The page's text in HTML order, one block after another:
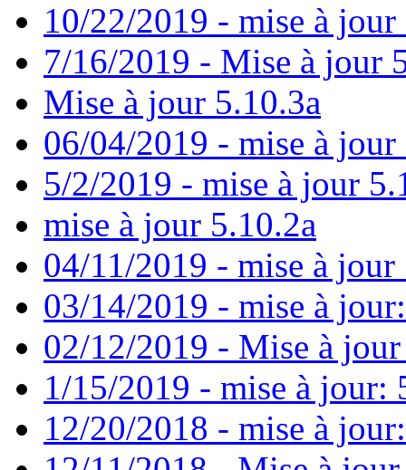
10/22/2019 - mise à
7/16/2019 - Mise à jour
Mise à jour 5.10.3a
06/04/2019 - mise à
5/2/2019 - mise à jour
mise à jour 5.10.2a
04/11/2019 - mise à
03/14/2019 - mise à
02/12/2019 - Mise à
1/15/2019 - mise à jour:
12/20/2018 - mise à